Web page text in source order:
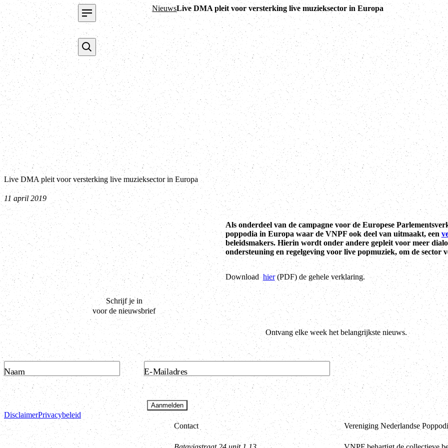
NieuwsLive DMA pleit voor versterking live muzieksector in Europa
Live DMA pleit voor versterking live muzieksector in Europa
11 april 2019
Als onderdeel van de campagne voor de Europese
poppodia in Europa waar de VNPF ook deel van uitmaakt, een
beleidsmakers. Hierin wordt onder andere gepleit voor meer
ondersteuning en regelgeving voor live popmuziek, om de sector
Downloadhier(PDF) de gehele verklaring.
Schrijf je in
voor de nieuwsbrief
Ontvang elke week het belangrijkste nieuws.
Naam E-Mailadres
Aanmelden
DisclaimerPrivacybeleid
Contact
Vereniging Nederlandse